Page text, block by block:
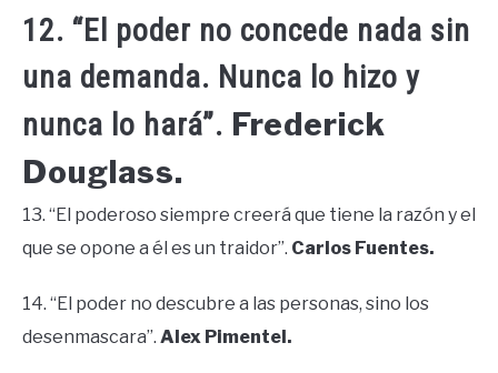
12. “El poder no concede nada sin
una demanda. Nunca lo hizo y
nunca lo hará”. Frederick
Douglass.
13. “El poderoso siempre creerá que tiene la razón y el
que se opone a él es un traidor”. Carlos Fuentes.
14. “El poder no descubre a las personas, sino los
desenmascara”. Alex Pimentel.